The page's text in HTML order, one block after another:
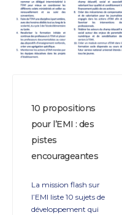
10 propositions
pour l’EMI : des
pistes
encourageantes
La mission flash sur
l’EMI liste 10 sujets de
développement qui